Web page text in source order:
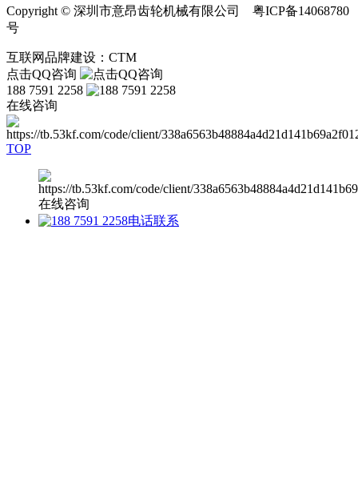
Copyright © 深圳市意昂齿轮机械有限公司 粤ICP备14068780
号
互联网品牌建设：CTM
点击QQ咨询
188 7591 2258
在线咨询
TOP
在线咨询
电话联系